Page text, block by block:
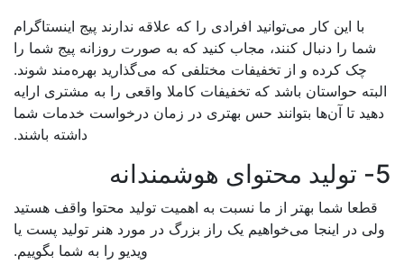
با این کار می‌توانید افرادی را که علاقه ندارند پیج اینستاگرام
شما را دنبال کنند، مجاب کنید که به صورت روزانه پیج شما را
چک کرده و از تخفیفات مختلفی که می‌گذارید بهره‌مند شوند.
حواستان باشد که تخفیفات کاملا واقعی را به مشتری ارایه
تا آن‌ها بتوانند حس بهتری در زمان درخواست خدمات شما
داشته باشند.
قطعا شما بهتر از ما نسبت به اهمیت تولید محتوا واقف هستید
در اینجا می‌خواهیم یک راز بزرگ در مورد هنر تولید پست یا
ویدیو را به شما بگوییم.